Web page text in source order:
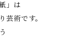
」は
芸術です。